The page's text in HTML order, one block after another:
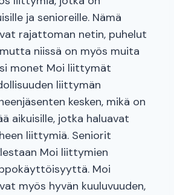
ja senioreille. Nämä
rajattoman netin, puhelut
niissä on myös muita
monet Moi liittymät
liittymän
kesken, mikä on
aikuisille, jotka haluavat
liittymiä. Seniorit
Moi liittymien
Moi
myös hyvän kuuluvuuden,